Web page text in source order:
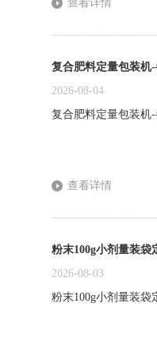
查看详情
复合肥料定量包装机
2026-08-04
复合肥料定量包装机
查看详情
粉末100g小剂量装袋
2026-08-03
粉末100g小剂量装